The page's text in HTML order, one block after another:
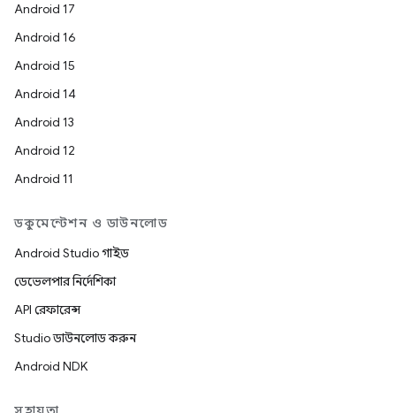
Android 17
Android 16
Android 15
Android 14
Android 13
Android 12
Android 11
ডকুমেন্টেশন ও ডাউনলোড
Android Studio গাইড
ডেভেলপার নির্দেশিকা
API রেফারেন্স
Studio ডাউনলোড করুন
Android NDK